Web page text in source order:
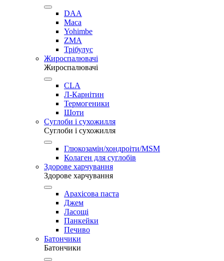
DAA
Maca
Yohimbe
ZMA
Трібулус
Жироспалювачі
Жироспалювачі
CLA
Л-Карнітин
Термогеники
Шоти
Суглоби і сухожилля
Суглоби і сухожилля
Глюкозамін/хондроіти/MSM
Колаген для суглобів
Здорове харчування
Здорове харчування
Арахісова паста
Джем
Ласощі
Панкейки
Печиво
Батончики
Батончики